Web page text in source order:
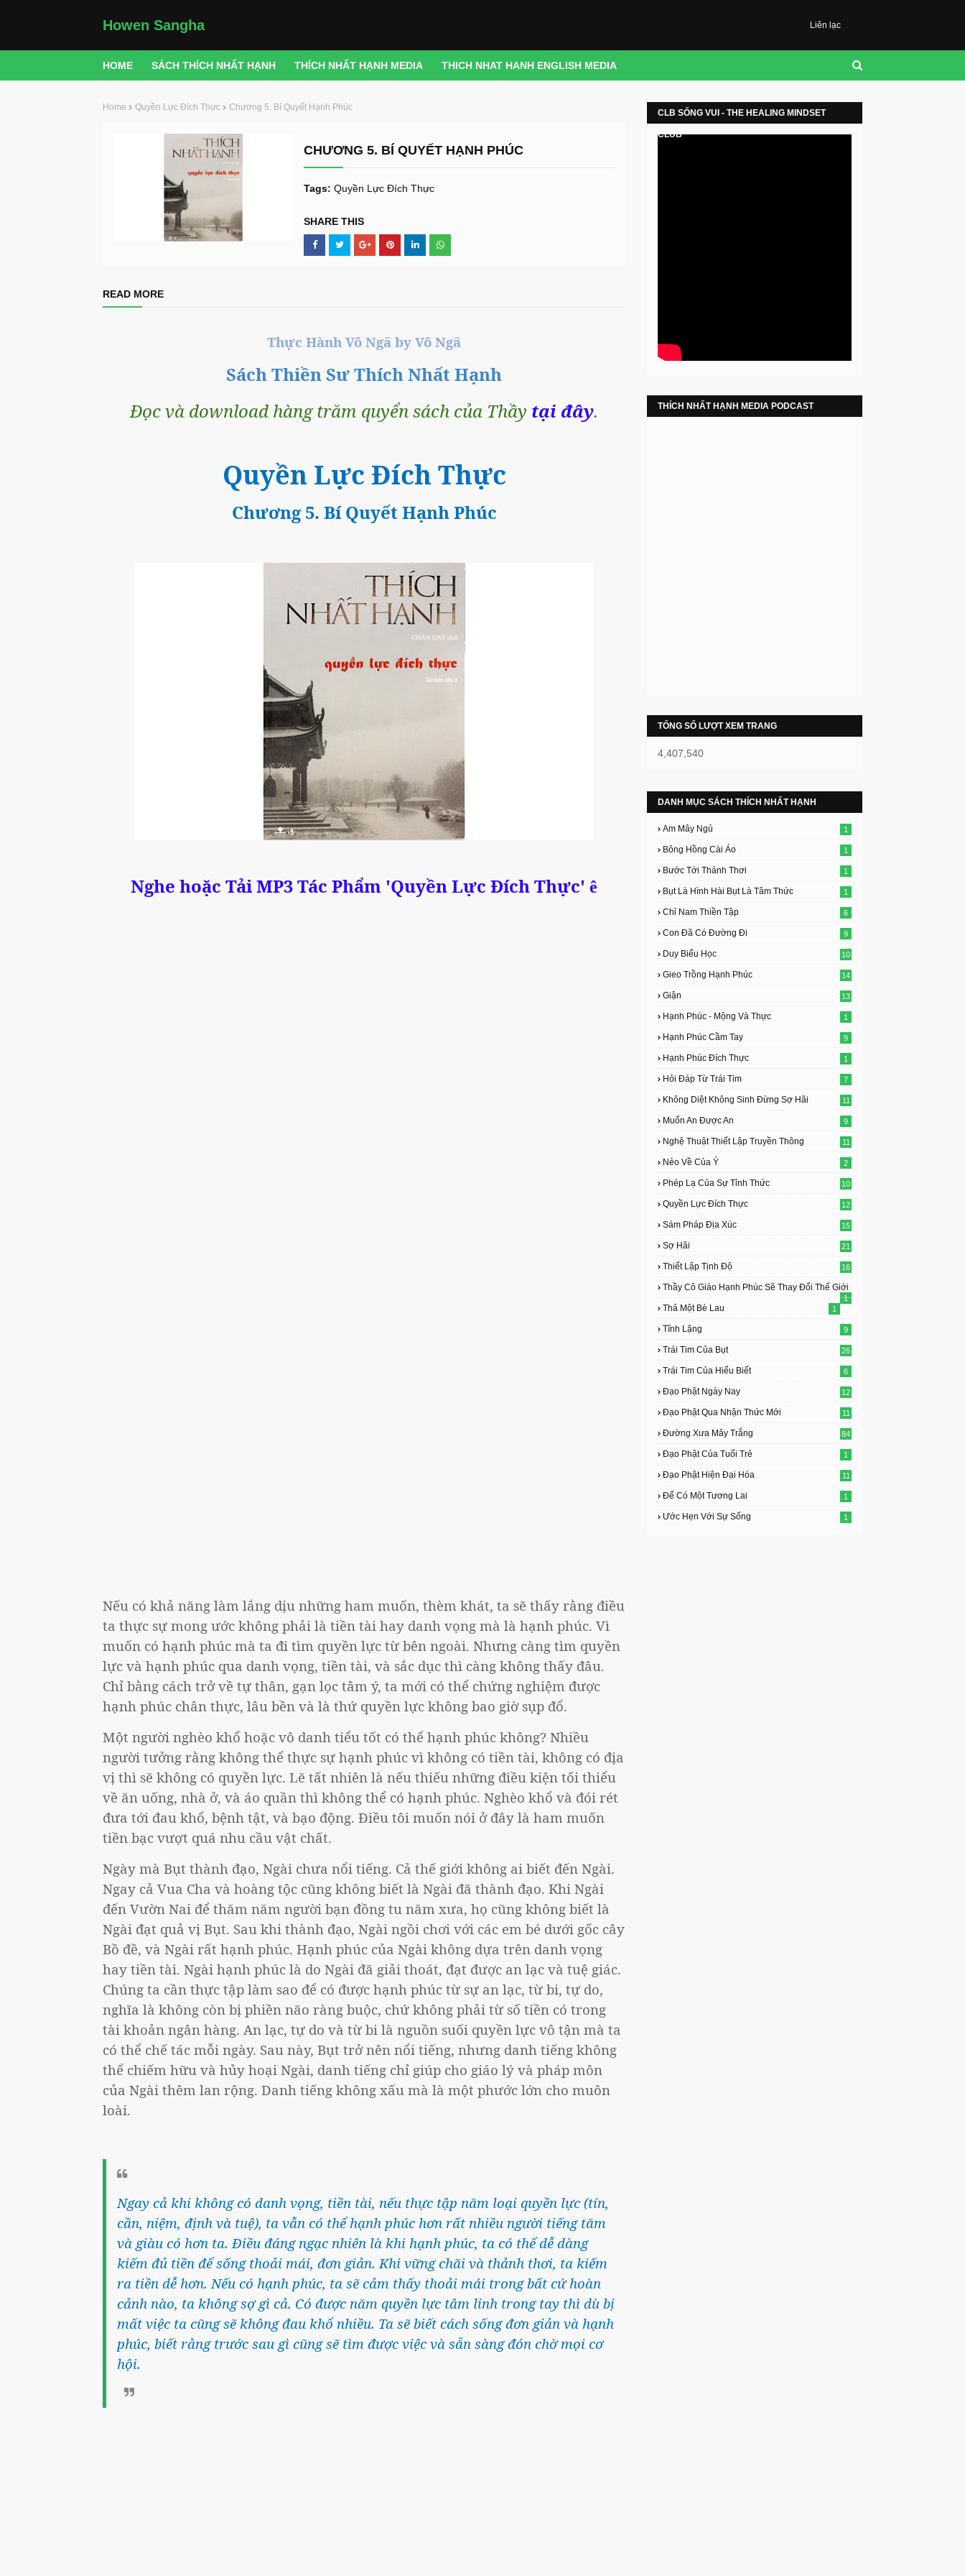
Howen Sangha Liên lạc
HOME SÁCH THÍCH NHẤT HẠNH THÍCH NHẤT HẠNH MEDIA THICH NHAT HANH ENGLISH MEDIA
Home Quyền Lực Đích Thực Chương 5. Bí Quyết Hạnh Phúc
CHƯƠNG 5. BÍ QUYẾT HẠNH PHÚC
Tags: Quyền Lực Đích Thực
SHARE THIS
READ MORE
Thực Hành Vô Ngã by Vô Ngã
Sách Thiền Sư Thích Nhất Hạnh
Đọc và download hàng trăm quyển sách của Thầy tại đây.
Quyền Lực Đích Thực
Chương 5. Bí Quyết Hạnh Phúc
Nghe hoặc Tải MP3 Tác Phẩm 'Quyền Lực Đích Thực' ê
Nếu có khả năng làm lắng dịu những ham muốn, thèm khát, ta sẽ thấy rằng điều
ta thực sự mong ước không phải là tiền tài hay danh vọng mà là hạnh phúc. Vì
muốn có hạnh phúc mà ta đi tìm quyền lực từ bên ngoài. Nhưng càng tìm quyền
lực và hạnh phúc qua danh vọng, tiền tài, và sắc dục thì càng không thấy đâu.
Chỉ bằng cách trở về tự thân, gạn lọc tâm ý, ta mới có thể chứng nghiệm được
hạnh phúc chân thực, lâu bền và là thứ quyền lực không bao giờ sụp đổ.
Một người nghèo khổ hoặc vô danh tiểu tốt có thể hạnh phúc không? Nhiều
người tưởng rằng không thể thực sự hạnh phúc vì không có tiền tài, không có địa
vị thì sẽ không có quyền lực. Lẽ tất nhiên là nếu thiếu những điều kiện tối thiểu
về ăn uống, nhà ở, và áo quần thì không thể có hạnh phúc. Nghèo khổ và đói rét
đưa tới đau khổ, bệnh tật, và bạo động. Điều tôi muốn nói ở đây là ham muốn
tiền bạc vượt quá nhu cầu vật chất.
Ngày mà Bụt thành đạo, Ngài chưa nổi tiếng. Cả thế giới không ai biết đến Ngài.
Ngay cả Vua Cha và hoàng tộc cũng không biết là Ngài đã thành đạo. Khi Ngài
đến Vườn Nai để thăm năm người bạn đồng tu năm xưa, họ cũng không biết là
Ngài đạt quả vị Bụt. Sau khi thành đạo, Ngài ngồi chơi với các em bé dưới gốc cây
Bồ đề, và Ngài rất hạnh phúc. Hạnh phúc của Ngài không dựa trên danh vọng
hay tiền tài. Ngài hạnh phúc là do Ngài đã giải thoát, đạt được an lạc và tuệ giác.
Chúng ta cần thực tập làm sao để có được hạnh phúc từ sự an lạc, từ bi, tự do,
nghĩa là không còn bị phiền não ràng buộc, chứ không phải từ số tiền có trong
tài khoản ngân hàng. An lạc, tự do và từ bi là nguồn suối quyền lực vô tận mà ta
có thể chế tác mỗi ngày. Sau này, Bụt trở nên nổi tiếng, nhưng danh tiếng không
thể chiếm hữu và hủy hoại Ngài, danh tiếng chỉ giúp cho giáo lý và pháp môn
của Ngài thêm lan rộng. Danh tiếng không xấu mà là một phước lớn cho muôn
loài.
Ngay cả khi không có danh vọng, tiền tài, nếu thực tập năm loại quyền lực (tín,
cần, niệm, định và tuệ), ta vẫn có thể hạnh phúc hơn rất nhiều người tiếng tăm
và giàu có hơn ta. Điều đáng ngạc nhiên là khi hạnh phúc, ta có thể dễ dàng
kiếm đủ tiền để sống thoải mái, đơn giản. Khi vững chãi và thảnh thơi, ta kiếm
ra tiền dễ hơn. Nếu có hạnh phúc, ta sẽ cảm thấy thoải mái trong bất cứ hoàn
cảnh nào, ta không sợ gì cả. Có được năm quyền lực tâm linh trong tay thì dù bị
mất việc ta cũng sẽ không đau khổ nhiều. Ta sẽ biết cách sống đơn giản và hạnh
phúc, biết rằng trước sau gì cũng sẽ tìm được việc và sẵn sàng đón chờ mọi cơ
hội.
CLB SỐNG VUI - THE HEALING MINDSET
CLUB
THÍCH NHẤT HẠNH MEDIA PODCAST
TỔNG SỐ LƯỢT XEM TRANG
4,407,540
DANH MỤC SÁCH THÍCH NHẤT HẠNH
Am Mây Ngủ 1
Bông Hồng Cài Áo 1
Bước Tới Thảnh Thơi 1
Bụt Là Hình Hài Bụt Là Tâm Thức 1
Chỉ Nam Thiền Tập 6
Con Đã Có Đường Đi 9
Duy Biểu Học 10
Gieo Trồng Hạnh Phúc 14
Giận 13
Hạnh Phúc - Mộng Và Thực 1
Hạnh Phúc Cầm Tay 9
Hạnh Phúc Đích Thực 1
Hỏi Đáp Từ Trái Tim 7
Không Diệt Không Sinh Đừng Sợ Hãi 11
Muốn An Được An 9
Nghệ Thuật Thiết Lập Truyền Thông 11
Nẻo Về Của Ý 2
Phép Lạ Của Sự Tỉnh Thức 10
Quyền Lực Đích Thực 12
Sám Pháp Địa Xúc 15
Sợ Hãi 21
Thiết Lập Tịnh Độ 16
Thầy Cô Giáo Hạnh Phúc Sẽ Thay Đổi Thế Giới
1
Thả Một Bè Lau 1
Tĩnh Lặng 9
Trái Tim Của Bụt 26
Trái Tim Của Hiểu Biết 6
Đạo Phật Ngày Nay 12
Đạo Phật Qua Nhận Thức Mới 11
Đường Xưa Mây Trắng 84
Đạo Phật Của Tuổi Trẻ 1
Đạo Phật Hiện Đại Hóa 11
Để Có Một Tương Lai 1
Ước Hẹn Với Sự Sống 1